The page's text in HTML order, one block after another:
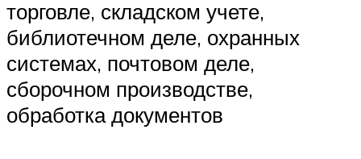
торговле, складском учете,
библиотечном деле, охранных
системах, почтовом деле,
сборочном производстве,
обработка документов